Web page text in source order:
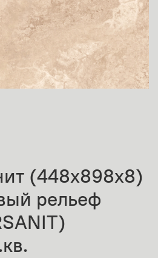
(448х898х8)
рельеф